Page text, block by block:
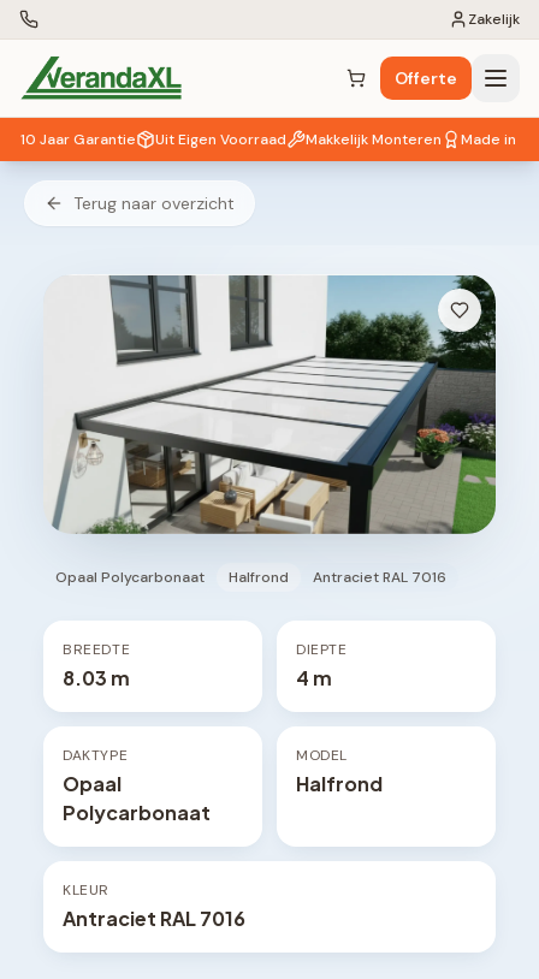
Zakelijk
Winkelwagen ( 0 items)
Offerte
10 Jaar Garantie Uit Eigen Voorraad Makkelijk Monteren Made in EU
Terug naar overzicht
Opaal Polycarbonaat Halfrond Antraciet RAL 7016
BREEDTE
8.03 m
DIEPTE
4 m
DAKTYPE
Opaal
Polycarbonaat
MODEL
Halfrond
KLEUR
Antraciet RAL 7016